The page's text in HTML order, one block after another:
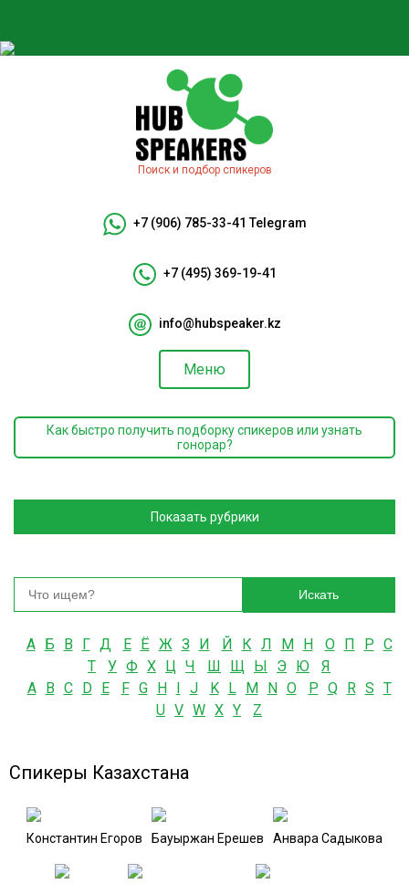
Поиск и подбор спикеров
+7 (906) 785-33-41 Telegram
+7 (495) 369-19-41
info@hubspeaker.kz
Меню
Как быстро получить подборку спикеров или узнать
гонорар?
Показать рубрики
Искать
А Б В Г Д Е Ё Ж З И Й К Л М Н О П Р С
Т
У Ф Х Ц Ч Ш Щ Ы Э Ю
Я
A
B C D E F G H J K L M N O P Q R S T
U V W X Y Z
Спикеры Казахстана
Константин Егоров Бауыржан Ерешев Анвара Садыкова